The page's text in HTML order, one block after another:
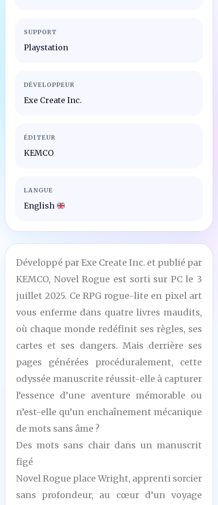
SUPPORT
Playstation
DÉVELOPPEUR
Exe Create Inc.
ÉDITEUR
KEMCO
LANGUE
English
Développé par Exe Create Inc. et publié par
KEMCO, Novel Rogue est sorti sur PC le 3
juillet 2025. Ce RPG rogue-lite en pixel art
vous enferme dans quatre livres maudits,
où chaque monde redéfinit ses règles, ses
cartes et ses dangers. Mais derrière ses
pages générées procéduralement, cette
odyssée manuscrite réussit-elle à capturer
l’essence d’une aventure mémorable ou
n’est-elle qu’un enchaînement mécanique
de mots sans âme ?
Des mots sans chair dans un manuscrit
figé
Novel Rogue place Wright, apprenti sorcier
sans profondeur, au cœur d’un voyage